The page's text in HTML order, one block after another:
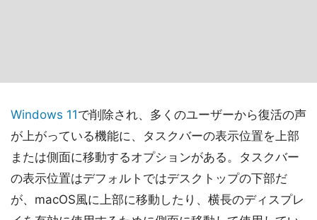
Windows 11で削除され、多くのユーザーから復活の声
が上がっている機能に、タスクバーの表示位置を上部
または側面に移動するオプションがある。タスクバー
の表示位置はデフォルトではデスクトップの下部だ
が、macOS風に上部に移動したり、横長のディスプレ